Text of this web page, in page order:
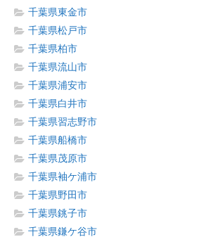
千葉県東金市
千葉県松戸市
千葉県柏市
千葉県流山市
千葉県浦安市
千葉県白井市
千葉県習志野市
千葉県船橋市
千葉県茂原市
千葉県袖ケ浦市
千葉県野田市
千葉県銚子市
千葉県鎌ケ谷市